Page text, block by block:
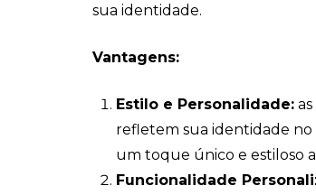
sua identidade.
Vantagens:
Estilo e Personalidade:
refletem sua identidade no
um toque único e estiloso
Funcionalidade